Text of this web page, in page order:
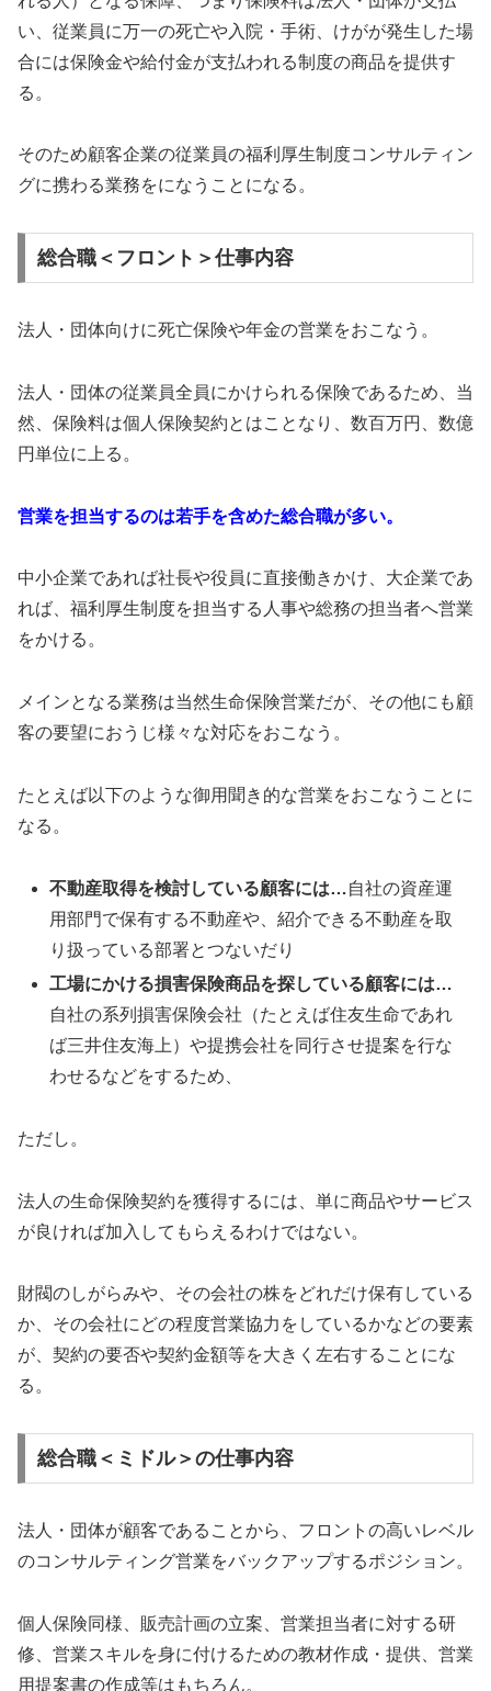
い、従業員に万一の死亡や入院・手術、けがが発生した場
合には保険金や給付金が支払われる制度の商品を提供す
る。
そのため顧客企業の従業員の福利厚生制度コンサルティン
グに携わる業務をになうことになる。
総合職＜フロント＞仕事内容
法人・団体向けに死亡保険や年金の営業をおこなう。
法人・団体の従業員全員にかけられる保険であるため、当
然、保険料は個人保険契約とはことなり、数百万円、数億
円単位に上る。
営業を担当するのは若手を含めた総合職が多い。
中小企業であれば社長や役員に直接働きかけ、大企業であ
れば、福利厚生制度を担当する人事や総務の担当者へ営業
をかける。
メインとなる業務は当然生命保険営業だが、その他にも顧
客の要望におうじ様々な対応をおこなう。
たとえば以下のような御用聞き的な営業をおこなうことに
なる。
不動産取得を検討している顧客には…自社の資産運
用部門で保有する不動産や、紹介できる不動産を取
り扱っている部署とつないだり
工場にかける損害保険商品を探している顧客には…
自社の系列損害保険会社（たとえば住友生命であれ
ば三井住友海上）や提携会社を同行させ提案を行な
わせるなどをするため、
ただし。
法人の生命保険契約を獲得するには、単に商品やサービス
が良ければ加入してもらえるわけではない。
財閥のしがらみや、その会社の株をどれだけ保有している
か、その会社にどの程度営業協力をしているかなどの要素
が、契約の要否や契約金額等を大きく左右することにな
る。
総合職＜ミドル＞の仕事内容
法人・団体が顧客であることから、フロントの高いレベル
のコンサルティング営業をバックアップするポジション。
個人保険同様、販売計画の立案、営業担当者に対する研
修、営業スキルを身に付けるための教材作成・提供、営業
用提案書の作成等はもちろん。